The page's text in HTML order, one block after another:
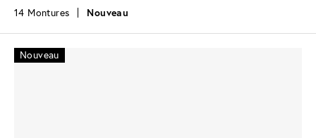
14 Montures Nouveau
Nouveau